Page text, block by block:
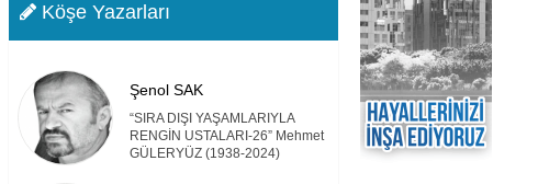
Köşe Yazarları
Şenol SAK
“SIRA DIŞI YAŞAMLARIYLA
RENGİN USTALARI-26” Mehmet
GÜLERYÜZ (1938-2024)